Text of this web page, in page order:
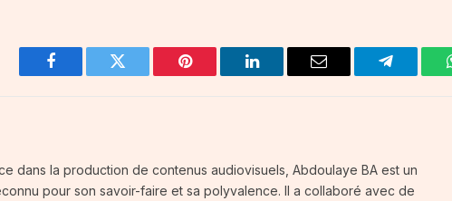
Facebook Twitter Pinterest LinkedIn Email Telegram
dans la production de contenus audiovisuels, Abdoulaye BA est un
pour son savoir-faire et sa polyvalence. Il a collaboré avec de